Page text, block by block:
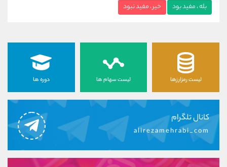
بله ، مفید بود خیر ، مفید نبود
لیست رمزارزها لیست سهام ها دوره ها
کانال تلگرام
alirezamehrabi_com